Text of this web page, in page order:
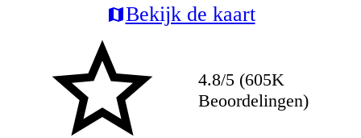
Bekijk de kaart
4.8/5 (605K
Beoordelingen)